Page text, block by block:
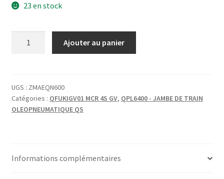
23 en stock
Ajouter au panier
UGS : ZMAEQN600
Catégories : QFUKIGV01 MCR 4S GV, QPL6400 - JAMBE DE TRAIN
OLEOPNEUMATIQUE QS
Informations complémentaires